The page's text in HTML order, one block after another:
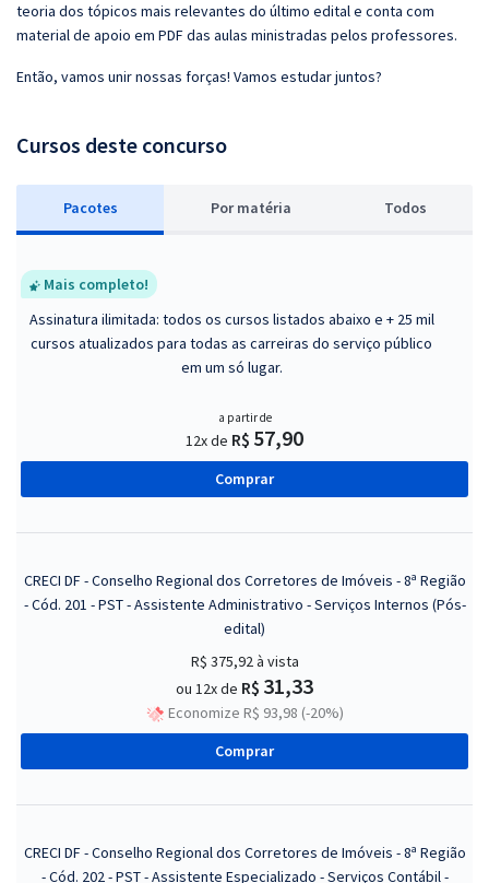
teoria dos tópicos mais relevantes do último edital e conta com
material de apoio em PDF das aulas ministradas pelos professores.
Então, vamos unir nossas forças! Vamos estudar juntos?
Cursos deste concurso
Pacotes Por matéria Todos
Mais completo!
Assinatura ilimitada: todos os cursos listados abaixo e + 25 mil
cursos atualizados para todas as carreiras do serviço público
em um só lugar.
a partir de
12x de R$ 57,90
Comprar
CRECI DF - Conselho Regional dos Corretores de Imóveis - 8ª Região
- Cód. 201 - PST - Assistente Administrativo - Serviços Internos (Pós-
edital)
R$ 375,92à vista
ou 12x de R$ 31,33
Economize R$ 93,98 (-20%)
Comprar
CRECI DF - Conselho Regional dos Corretores de Imóveis - 8ª Região
- Cód. 202 - PST - Assistente Especializado - Serviços Contábil -